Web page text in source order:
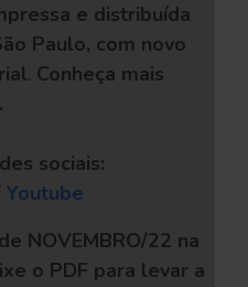
e distribuída
Paulo, com novo
. Conheça mais
.
sociais:
Youtube
NOVEMBRO/22 na
o PDF para levar a